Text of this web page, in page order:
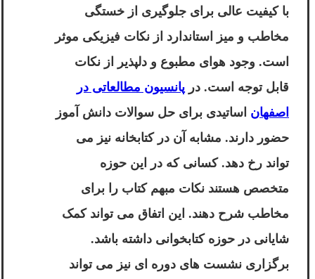
با کیفیت عالی برای جلوگیری از خستگی
مخاطب و میز استاندارد از نکات فیزیکی موثر
است. وجود هوای مطبوع و دلپذیر از نکات
قابل توجه است. در پانسیون مطالعاتی در
اصفهان اساتیدی برای حل سوالات دانش آموز
حضور دارند. مشابه آن در کتابخانه نیز می
تواند رخ دهد. کسانی که در این حوزه
متخصص هستند نکات مبهم کتاب را برای
مخاطب شرح دهند. این اتفاق می تواند کمک
شایانی در حوزه کتابخوانی داشته باشد.
برگزاری نشست های دوره ای نیز می تواند